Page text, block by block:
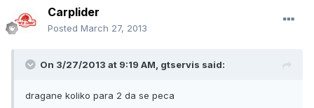
Carplider
Posted March 27, 2013
On 3/27/2013 at 9:19 AM, gtservis said:
dragane koliko para 2 da se peca